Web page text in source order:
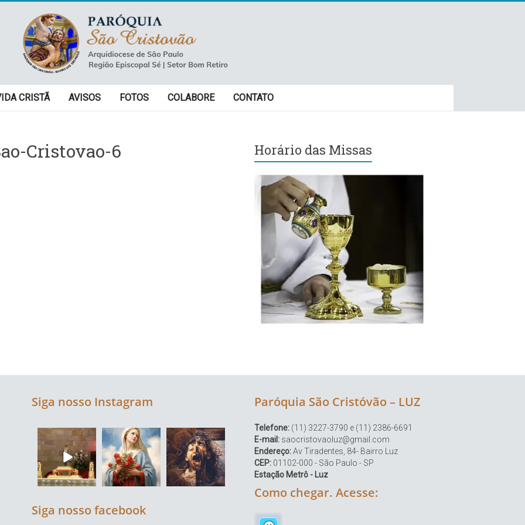
CRISTÃ AVISOS FOTOS COLABORE CONTATO
Cristovao-6 Horário das Missas
Siga nosso Instagram
Siga nosso facebook
Paróquia São Cristóvão – LUZ
Telefone: (11) 3227-3790 e (11) 2386-6691
E-mail: saocristovaoluz@gmail.com
Endereço:Av Tiradentes, 84- Bairro Luz
CEP: 01102-000 - São Paulo - SP
Estação Metrô - Luz
Como chegar. Acesse: